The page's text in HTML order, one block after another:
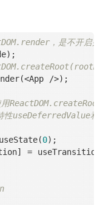
，是不开启并
<App />);
用
性useDeferredValue
0);
=